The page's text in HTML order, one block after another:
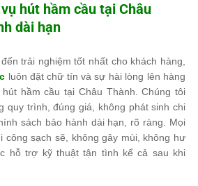
hút hầm cầu tại Châu
dài hạn
trải nghiệm tốt nhất cho khách hàng,
luôn đặt chữ tín và sự hài lòng lên hàng
hầm cầu tại Châu Thành. Chúng tôi
quy trình, đúng giá, không phát sinh chi
sách bảo hành dài hạn, rõ ràng. Mọi
công sạch sẽ, không gây mùi, không hư
hỗ trợ kỹ thuật tận tình kể cả sau khi